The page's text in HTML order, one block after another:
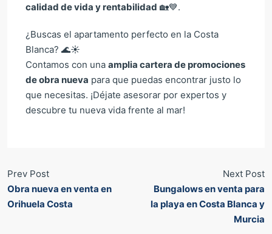
calidad de vida y rentabilidad 🏡💙.
¿Buscas el apartamento perfecto en la Costa
Blanca? 🌊☀️
Contamos con una amplia cartera de promociones
de obra nueva para que puedas encontrar justo lo
que necesitas. ¡Déjate asesorar por expertos y
descubre tu nueva vida frente al mar!
Prev Post
Obra nueva en venta en
Orihuela Costa
Next Post
Bungalows en venta para
la playa en Costa Blanca y
Murcia